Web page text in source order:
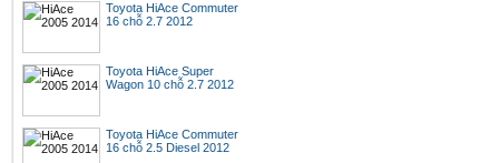
Toyota HiAce Commuter
16 chỗ 2.7 2012
Toyota HiAce Super
Wagon 10 chỗ 2.7 2012
Toyota HiAce Commuter
16 chỗ 2.5 Diesel 2012